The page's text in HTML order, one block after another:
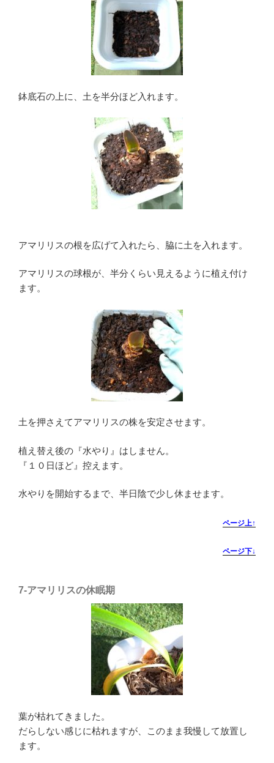
鉢底石の上に、土を半分ほど入れます。
アマリリスの根を広げて入れたら、脇に土を入れます。
アマリリスの球根が、半分くらい見えるように植え付け
ます。
土を押さえてアマリリスの株を安定させます。
植え替え後の『水やり』はしません。
『１０日ほど』控えます。
水やりを開始するまで、半日陰で少し休ませます。
ページ上↑
ページ下↓
7-アマリリスの休眠期
葉が枯れてきました。
だらしない感じに枯れますが、このまま我慢して放置し
ます。